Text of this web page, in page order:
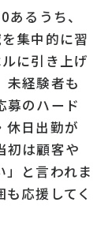
るうち、
集中的に習
に引き上げ
未経験者も
募のハード
休日出勤が
初は顧客や
と言われま
応援してく